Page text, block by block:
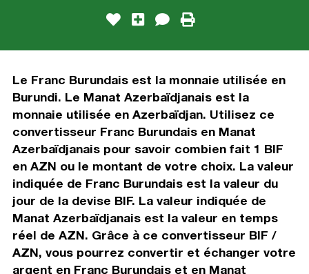
Le Franc Burundais est la monnaie utilisée en
Burundi. Le Manat Azerbaïdjanais est la
monnaie utilisée en Azerbaïdjan. Utilisez ce
convertisseur Franc Burundais en Manat
Azerbaïdjanais pour savoir combien fait 1 BIF
en AZN ou le montant de votre choix. La valeur
indiquée de Franc Burundais est la valeur du
jour de la devise BIF. La valeur indiquée de
Manat Azerbaïdjanais est la valeur en temps
réel de AZN. Grâce à ce convertisseur BIF /
AZN, vous pourrez convertir et échanger votre
argent en Franc Burundais et en Manat